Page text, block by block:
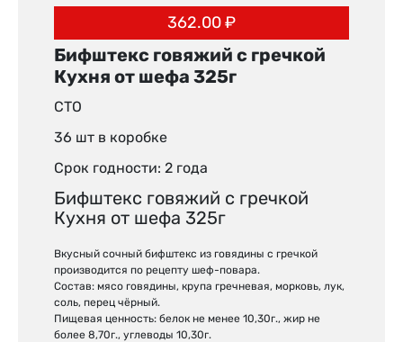
362.00₽
Бифштекс говяжий с гречкой
Кухня от шефа 325г
СТО
36 шт в коробке
Срок годности: 2 года
Бифштекс говяжий с гречкой
Кухня от шефа 325г
Вкусный сочный бифштекс из говядины с гречкой
производится по рецепту шеф-повара.
Состав: мясо говядины, крупа гречневая, морковь, лук,
соль, перец чёрный.
Пищевая ценность: белок не менее 10,30г., жир не
более 8,70г., углеводы 10,30г.